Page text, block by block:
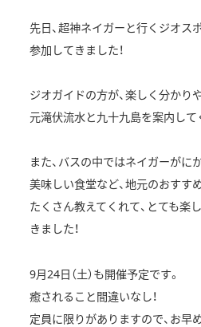
先日、超神ネイガーと行くジオス
参加してきました！
ジオガイドの方が、楽しく分かり
元滝伏流水と九十九島を案内して
また、バスの中ではネイガーがに
美味しい食堂など、地元のおすす
たくさん教えてくれて、とても楽
きました！
9月24日（土）も開催予定です。
癒されること間違いなし！
定員に限りがありますので、お早